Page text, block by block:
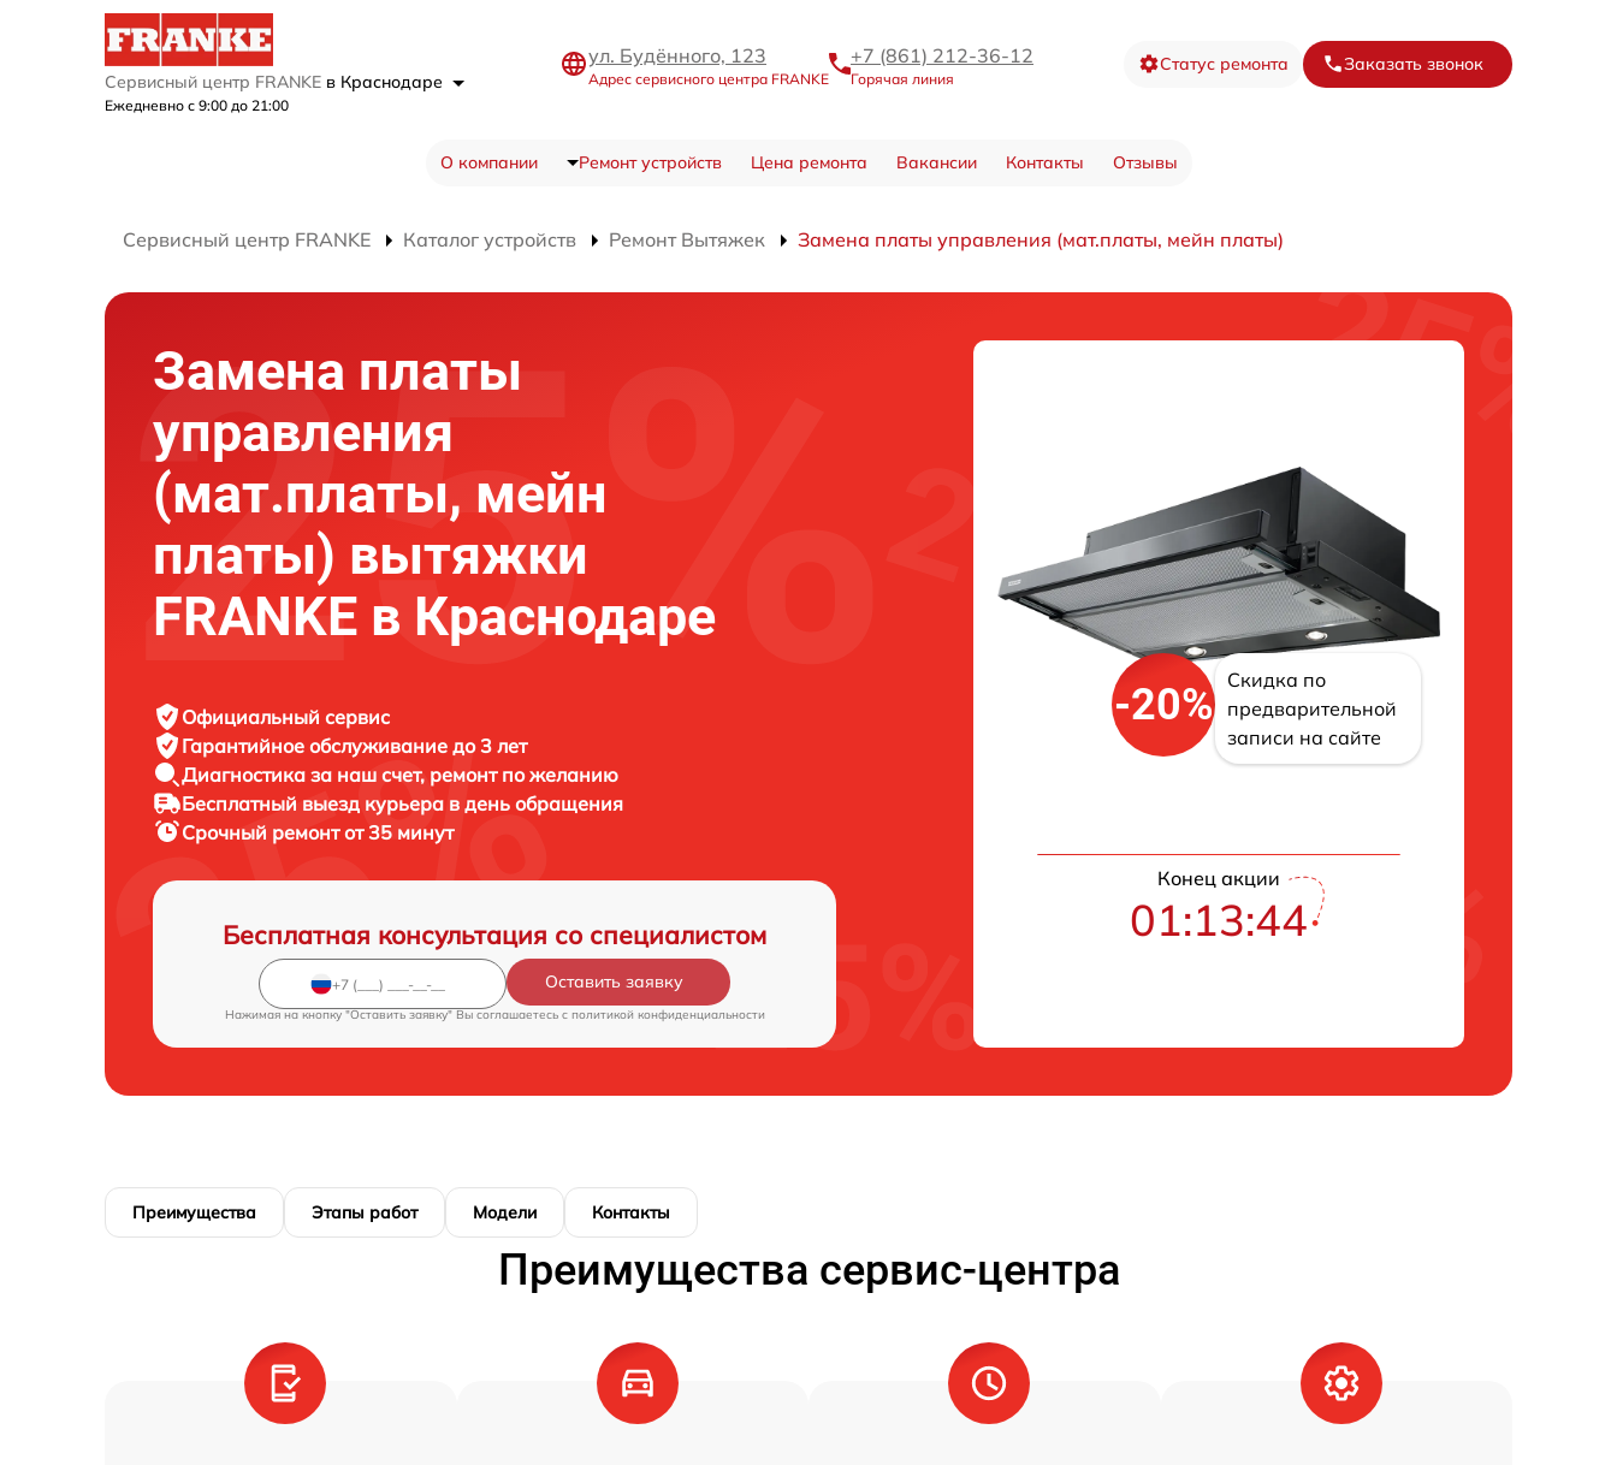
Сервисный центр FRANKE в Краснодаре
Ежедневно с 9:00 до 21:00
ул. Будённого, 123
Адрес сервисного центра FRANKE
+7 (861) 212-36-12
Горячая линия
Статус ремонта Заказать звонок
О компании Ремонт устройств Цена ремонта Вакансии Контакты Отзывы
Сервисный центр FRANKE Каталог устройств Ремонт Вытяжек Замена платы управления (мат.платы, мейн платы)
Замена платы
управления
(мат.платы, мейн
платы) вытяжки
FRANKE в Краснодаре
Официальный сервис
Гарантийное обслуживание до 3 лет
Диагностика за наш счет, ремонт по желанию
Бесплатный выезд курьера в день обращения
Срочный ремонтот 35 минут
Бесплатная консультация со специалистом
Оставить заявку
Нажимая на кнопку "Оставить заявку" Вы соглашаетесь c политикой конфиденциальности
-20%
Скидка по
предварительной
записи на сайте
Конец акции
01:13:43
Преимущества Этапы работ Модели Контакты
Преимущества сервис-центра